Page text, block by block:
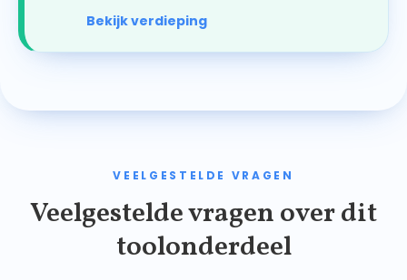
Bekijk verdieping
VEELGESTELDE VRAGEN
Veelgestelde vragen over dit
toolonderdeel